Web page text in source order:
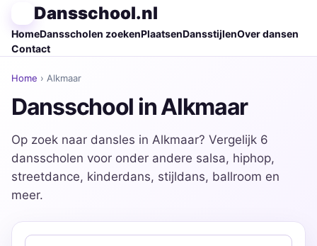
Dansschool.nl
HomeDansscholen zoekenPlaatsenDansstijlenOver dansen
Contact
Home › Alkmaar
Dansschool in Alkmaar
Op zoek naar dansles in Alkmaar? Vergelijk 6
dansscholen voor onder andere salsa, hiphop,
streetdance, kinderdans, stijldans, ballroom en
meer.